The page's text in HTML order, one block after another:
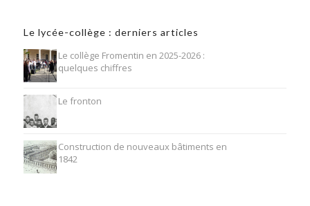
Le lycée-collège : derniers articles
Le collège Fromentin en 2025-2026 :
quelques chiffres
Le fronton
Construction de nouveaux bâtiments en
1842